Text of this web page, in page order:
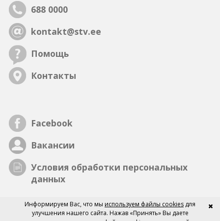
688 0000
kontakt@stv.ee
Помощь
Контакты
Facebook
Вакансии
Условия обработки персональных
данных
Информируем Вас, что мы используем файлы cookies для
улучшения нашего сайта. Нажав «Принять» Вы даете